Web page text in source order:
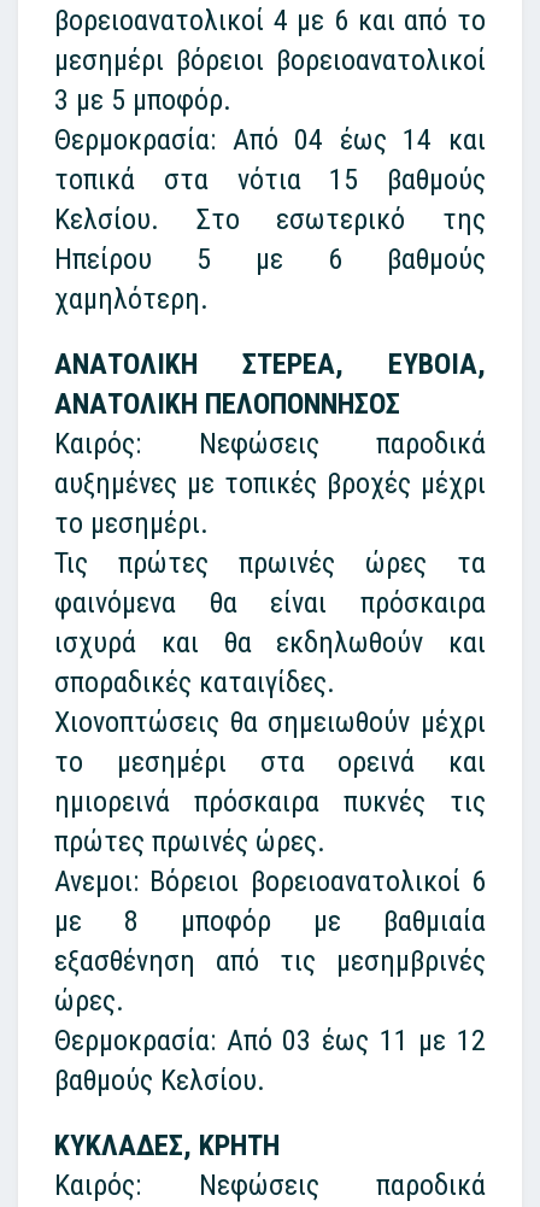
βορειοανατολικοί 4 με 6 και από το
μεσημέρι βόρειοι βορειοανατολικοί
3 με 5 μποφόρ.
Θερμοκρασία: Από 04 έως 14 και
τοπικά στα νότια 15 βαθμούς
Κελσίου. Στο εσωτερικό της
Ηπείρου 5 με 6 βαθμούς
χαμηλότερη.
ΑΝΑΤΟΛΙΚΗ ΣΤΕΡΕΑ, ΕΥΒΟΙΑ,
ΑΝΑΤΟΛΙΚΗ ΠΕΛΟΠΟΝΝΗΣΟΣ
Καιρός: Νεφώσεις παροδικά
αυξημένες με τοπικές βροχές μέχρι
το μεσημέρι.
Τις πρώτες πρωινές ώρες τα
φαινόμενα θα είναι πρόσκαιρα
ισχυρά και θα εκδηλωθούν και
σποραδικές καταιγίδες.
Χιονοπτώσεις θα σημειωθούν μέχρι
το μεσημέρι στα ορεινά και
ημιορεινά πρόσκαιρα πυκνές τις
πρώτες πρωινές ώρες.
Ανεμοι: Βόρειοι βορειοανατολικοί 6
με 8 μποφόρ με βαθμιαία
εξασθένηση από τις μεσημβρινές
ώρες.
Θερμοκρασία: Από 03 έως 11 με 12
βαθμούς Κελσίου.
ΚΥΚΛΑΔΕΣ, ΚΡΗΤΗ
Καιρός: Νεφώσεις παροδικά